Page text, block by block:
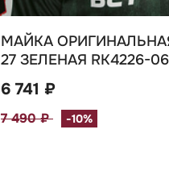
МАЙКА ОРИГИНАЛЬНАЯ
27 ЗЕЛЕНАЯ RK4226-06
6 741 ₽
7 490 ₽ -10%